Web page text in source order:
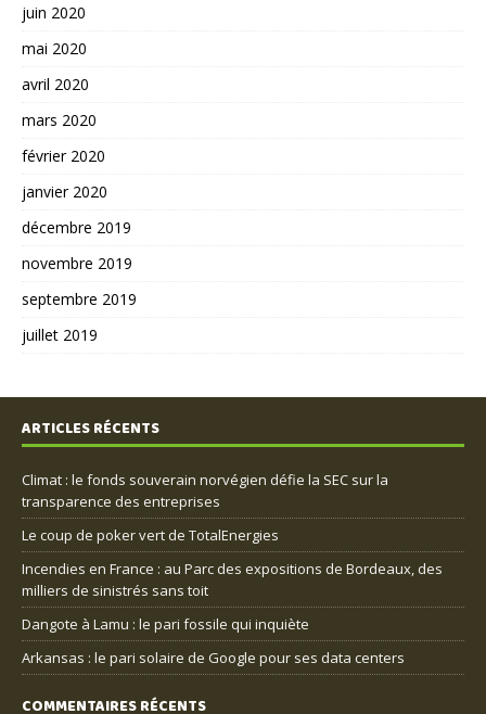
juin 2020
mai 2020
avril 2020
mars 2020
février 2020
janvier 2020
décembre 2019
novembre 2019
septembre 2019
juillet 2019
ARTICLES RÉCENTS
Climat : le fonds souverain norvégien défie la SEC sur la
transparence des entreprises
Le coup de poker vert de TotalEnergies
Incendies en France : au Parc des expositions de Bordeaux, des
milliers de sinistrés sans toit
Dangote à Lamu : le pari fossile qui inquiète
Arkansas : le pari solaire de Google pour ses data centers
COMMENTAIRES RÉCENTS